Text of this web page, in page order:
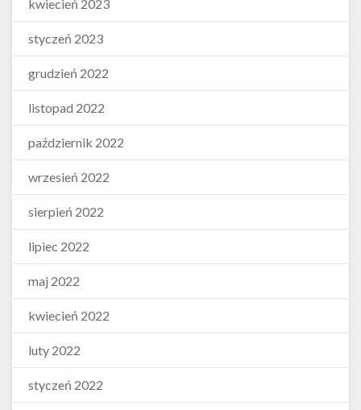
kwiecień 2023
styczeń 2023
grudzień 2022
listopad 2022
październik 2022
wrzesień 2022
sierpień 2022
lipiec 2022
maj 2022
kwiecień 2022
luty 2022
styczeń 2022